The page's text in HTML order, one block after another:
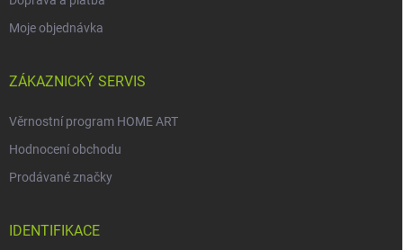
Moje objednávka
ZÁKAZNICKÝ SERVIS
Věrnostní program HOME ART
Hodnocení obchodu
Prodávané značky
IDENTIFIKACE